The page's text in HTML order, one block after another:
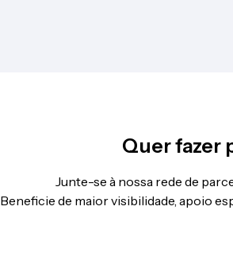
Quer fazer
Junte-se à nossa rede de
Beneficie de maior visibilidade, apoio